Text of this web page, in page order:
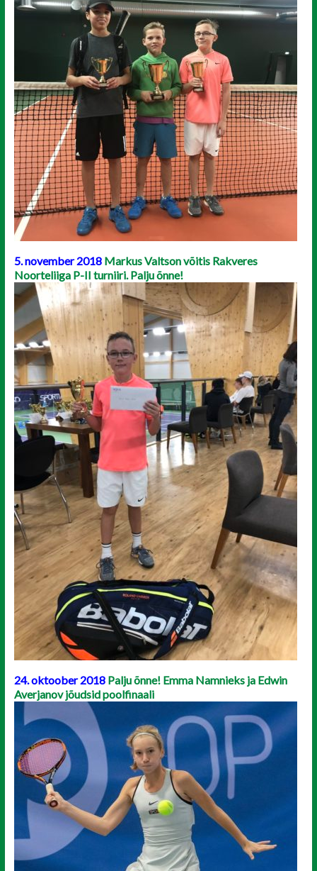
5. november 2018 Markus Valtson võitis Rakveres
Noorteliiga P-II turniiri. Palju õnne!
24. oktoober 2018 Palju õnne! Emma Namnieks ja Edwin
Averjanov jõudsid poolfinaali